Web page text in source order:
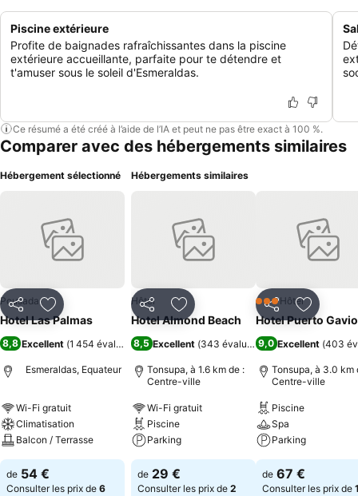
Piscine extérieure
Profite de baignades rafraîchissantes dans la piscine
extérieure accueillante, parfaite pour te détendre et
t'amuser sous le soleil d'Esmeraldas.
Ce résumé a été créé à l’aide de l’IA et peut ne pas être exact à 100 %.
Comparer avec des hébergements similaires
Hébergement sélectionné
PartagerAjouter à mes favoris
Pousada
Hotel Las Palmas
8,8 Excellent (1 454 évaluations)
Esmeraldas, Equateur
Wi-Fi gratuit
Climatisation
Balcon / Terrasse
de 54 €
Consulter les prix de 6
Hébergements similaires
PartagerAjouter à mes favoris
Hôtel
Hotel Almond Beach
8,5 Excellent (343 évaluations)
Tonsupa, à 1.6 km de :
Centre-ville
Wi-Fi gratuit
Piscine
Parking
de 29 €
Consulter les prix de 2
PartagerAjouter
3 ÉtoilesHôtel
Hotel Puerto
9,0 Excellent (403
Tonsupa, à 3.0 km
Centre-ville
Piscine
Spa
Parking
de 67 €
Consulter les prix de